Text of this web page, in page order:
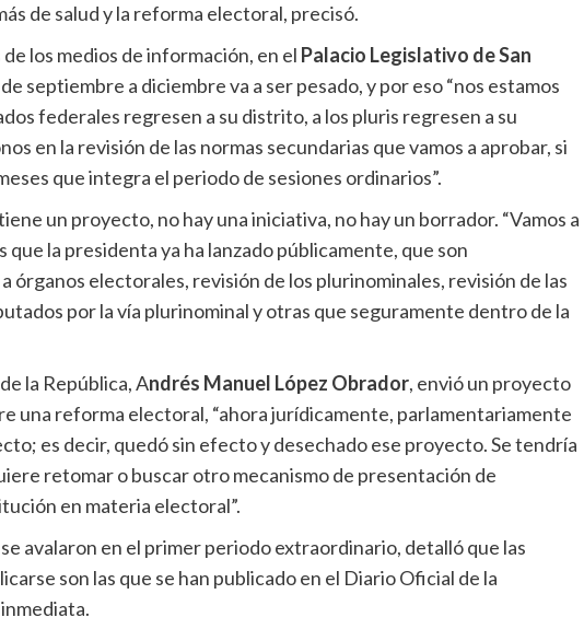
de salud y la reforma electoral, precisó.
los medios de información, en el Palacio Legislativo de San
septiembre a diciembre va a ser pesado, y por eso “nos estamos
federales regresen a su distrito, a los pluris regresen a su
en la revisión de las normas secundarias que vamos a aprobar, si
que integra el periodo de sesiones ordinarios”.
un proyecto, no hay una iniciativa, no hay un borrador. “Vamos a
la presidenta ya ha lanzado públicamente, que son
órganos electorales, revisión de los plurinominales, revisión de las
por la vía plurinominal y otras que seguramente dentro de la
la República, Andrés Manuel López Obrador, envió un proyecto
una reforma electoral, “ahora jurídicamente, parlamentariamente
es decir, quedó sin efecto y desechado ese proyecto. Se tendría
retomar o buscar otro mecanismo de presentación de
en materia electoral”.
avalaron en el primer periodo extraordinario, detalló que las
son las que se han publicado en el Diario Oficial de la